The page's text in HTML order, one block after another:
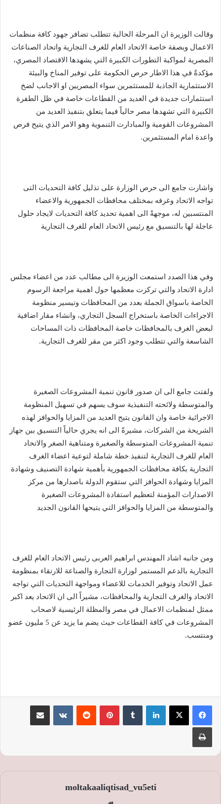
وقالت الوزيرة ان المرحلة الحالية تتطلب تضافر جهود كافة منظمات
الاعمال وبصفة خاصة الاتحاد العام للغرف التجارية واتحاد الصناعات
المصرية لمواكبة التطورات الكبيرة التي يشهدها الاقتصاد المصري،
مؤكدةً في هذا الاطار حرص الحكومة على توفير المناخ والبيئة
الاستثمارية الجاذبة للمستثمرين سواء المصريين او الاجانب لضخ
استثمارات جديدة في العديد من القطاعات خاصة في ظل الطفرة
الكبيرة التي تشهدها مصر حالياً فيما يتعلق بتنفيذ العديد من
المشروعات القومية والمبادارت التنموية وهو الامر الذي يتيح فرص
واعدة امام المستثمرين.
واشارت جامع الى حرص الوزارة على تذليل كافة التحديات التى
تواجه الاتحاد وغرفه بمختلف محافظات الجمهورية والاعضاء
المنتسبين له، موجهةً الى اهمية تحديد كافة التحديات لايجاد حلول
عاجلة لها بالتنسيق مع رئيس الاتحاد العام للغرف التجارية
وفي هذا الصدد استمعت الوزيرة الى مطالب عدد من اعضاء مجلس
ادارة الاتحاد والتي تركزت معظمها حول اهمية مراجعة الرسوم
الخاصة باسواق الجملة بعدد من المحافظات وتيسير منظومة
الاجراءات الخاصة باستخراج السجل التجاري، وانشاء مقار اضافية
لبعض الغرف بالمحافظات خاصة المحافظات ذات المساحات
الشاسعة والتي تتطلب وجود اكثر من مقر للغرف التجارية.
ولفتت جامع الى ان صدور قانون تنمية المشروعات الصغيرة
والمتوسطة ولائحته التنفيذية سوف يسهم في تسهيل المنظومة
الاجرائية خاصة وان القانون يتيح العديد من المزايا والحوافز لهذه
الشريحة من الشركات، مشيرةً الى انه يجري حالياً التنسيق بين جهاز
تنمية المشروعات المتوسطة والصغيرة ومتناهية الصغر والاتحاد
العام للغرف التجارية لتنفيذ خطة شاملة لتوعية اعضاء الغرف
التجارية بكافة محافظات الجمهورية بأهمية شهادة التصنيف وشهادة
المزايا وشهادة الحوافز التي ستقوم الدولة باصدارها من مركز
الاصدارات المؤمنة لتعظيم استفادة المشروعات الصغيرة
والمتوسطة من المزايا والحوافز التي يتيحها القانون الجديد
ومن جانبه اشاد المهندس ابراهيم العربى رئيس الاتحاد العام للغرف
التجارية بالدعم المستمر لوزارة التجارة والصناعة للارتقاء بمنظومة
عمل الاتحاد وتوفير الخدمات للاعضاء ومواجهة التحديات التي تواجه
الاتحاد والغرف التجارية والمحافظات، مشيراً الى ان الاتحاد يعد اكبر
ممثل لمنظمات الاعمال في مصر والمظلة الرئيسية لاصحاب
المشروعات في كافة القطاعات حيث يضم ما يزيد عن 5 مليون عضو
ومنتسب.
لينكدإن بينتيريست
moltakaaliqtisad_vu5eti